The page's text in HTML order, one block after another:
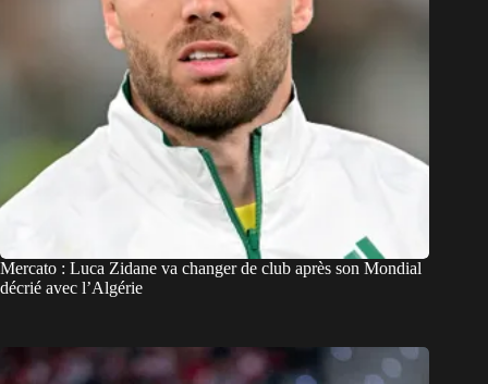
Mercato : Luca Zidane va changer de club après son Mondial
décrié avec l’Algérie